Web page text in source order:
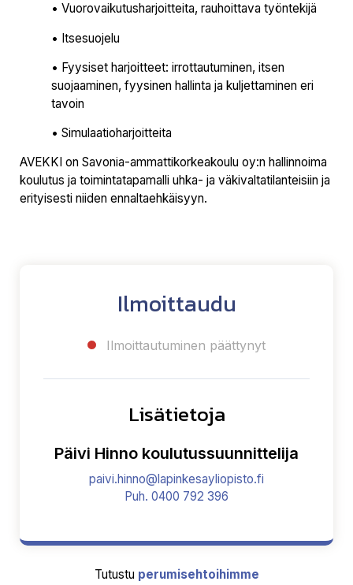
• Vuorovaikutusharjoitteita, rauhoittava työntekijä
• Itsesuojelu
• Fyysiset harjoitteet: irrottautuminen, itsen
suojaaminen, fyysinen hallinta ja kuljettaminen eri
tavoin
• Simulaatioharjoitteita
AVEKKI on Savonia-ammattikorkeakoulu oy:n hallinnoima
koulutus ja toimintatapamalli uhka- ja väkivaltatilanteisiin ja
erityisesti niiden ennaltaehkäisyyn.
Ilmoittaudu
Ilmoittautuminen päättynyt
Lisätietoja
Päivi Hinno koulutussuunnittelija
paivi.hinno@lapinkesayliopisto.fi
Puh. 0400 792 396
Tutustu perumisehtoihimme